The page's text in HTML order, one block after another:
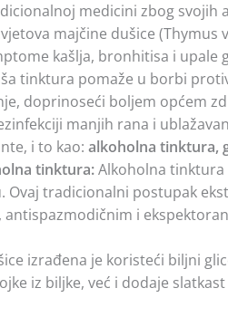
medicini zbog
majčine dušice
kašlja, bronhitisa i upale
tinktura pomaže u borbi
doprinoseći boljem općem
manjih rana i
i to kao: alkoholna tinktura,
tinktura:Alkoholna tinktura
tradicionalni postupak
i
izrađena je koristeći biljni
iz biljke, već i dodaje